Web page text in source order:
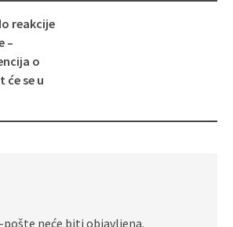
reakcije
–
o
će se u
pošte neće biti objavljena.